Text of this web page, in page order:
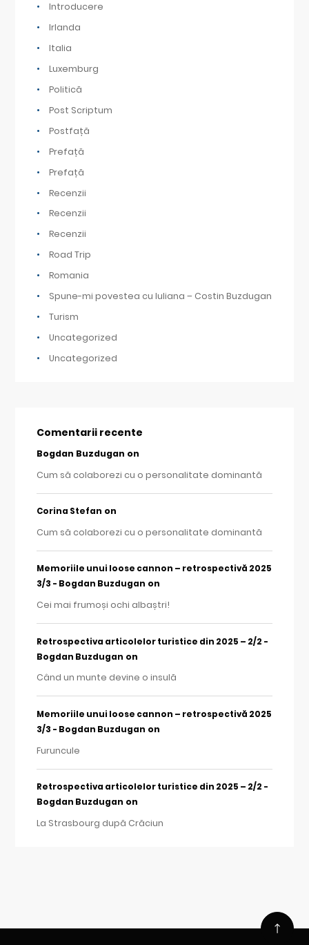
Introducere
Irlanda
Italia
Luxemburg
Politică
Post Scriptum
Postfață
Prefață
Prefață
Recenzii
Recenzii
Recenzii
Road Trip
Romania
Spune-mi povestea cu Iuliana – Costin Buzdugan
Turism
Uncategorized
Uncategorized
Comentarii recente
Bogdan Buzdugan on
Cum să colaborezi cu o personalitate dominantă
Corina Stefan on
Cum să colaborezi cu o personalitate dominantă
Memoriile unui loose cannon – retrospectivă 2025
3/3 - Bogdan Buzdugan on
Cei mai frumoși ochi albaștri!
Retrospectiva articolelor turistice din 2025 – 2/2 -
Bogdan Buzdugan on
Când un munte devine o insulă
Memoriile unui loose cannon – retrospectivă 2025
3/3 - Bogdan Buzdugan on
Furuncule
Retrospectiva articolelor turistice din 2025 – 2/2 -
Bogdan Buzdugan on
La Strasbourg după Crăciun